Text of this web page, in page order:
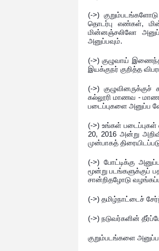
(->)
தொடர்பு எண்கள்,
மின்னஞ்சலிலோ
அனுப்பவும்.
(->) குழுவாய்
இயக்குநர் குறித்த
(->) குழுவினருக்குச்
கல்லூரி மாணவ -
படைப்புகளை அனுப்ப
(->) உங்கள் படைப்புகள்
20, 2016 அன்று
முன்பாகத்
(->) போட்டிக்கு
மூன்று படங்களுக்குப்
சான்றிதழோடு
(->) தமிழ்நாட்டைச்
(->) நடுவர்களின்
குறும்படங்களை